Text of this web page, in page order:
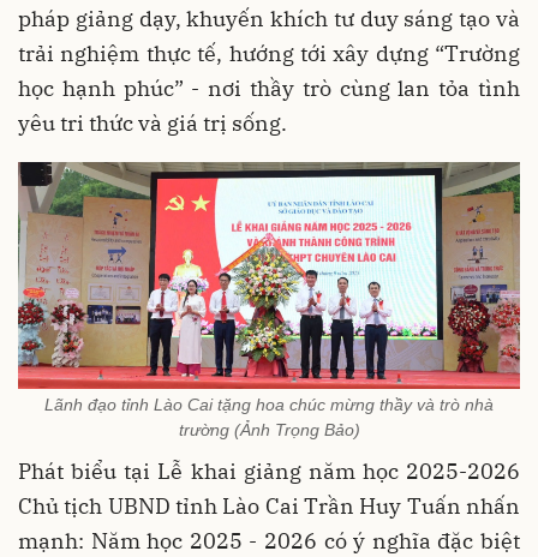
pháp giảng dạy, khuyến khích tư duy sáng tạo và
trải nghiệm thực tế, hướng tới xây dựng “Trường
học hạnh phúc” - nơi thầy trò cùng lan tỏa tình
yêu tri thức và giá trị sống.
Lãnh đạo tỉnh Lào Cai tặng hoa chúc mừng thầy và trò nhà
trường (Ảnh Trọng Bảo)
Phát biểu tại Lễ khai giảng năm học 2025-2026
Chủ tịch UBND tỉnh Lào Cai Trần Huy Tuấn nhấn
mạnh: Năm học 2025 - 2026 có ý nghĩa đặc biệt